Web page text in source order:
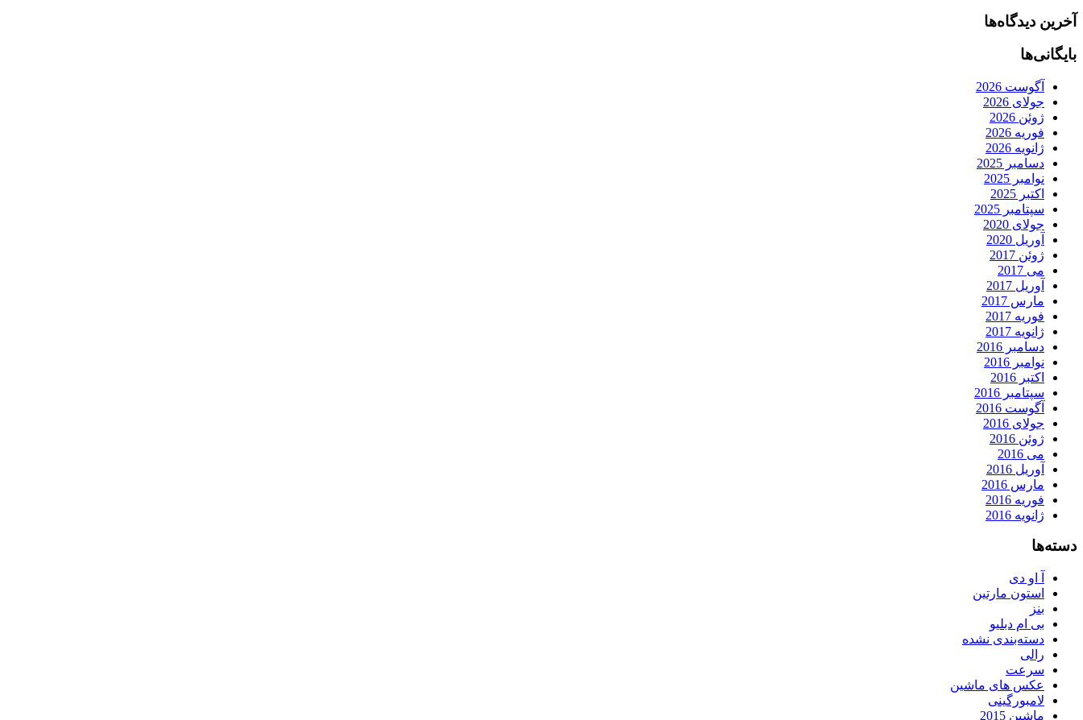
آخرین دیدگاه‌ها
بایگانی‌ها
آگوست 2026
جولای 2026
ژوئن 2026
فوریه 2026
ژانویه 2026
دسامبر 2025
نوامبر 2025
اکتبر 2025
سپتامبر 2025
جولای 2020
آوریل 2020
ژوئن 2017
می 2017
آوریل 2017
مارس 2017
فوریه 2017
ژانویه 2017
دسامبر 2016
نوامبر 2016
اکتبر 2016
سپتامبر 2016
آگوست 2016
جولای 2016
ژوئن 2016
می 2016
آوریل 2016
مارس 2016
فوریه 2016
ژانویه 2016
دسته‌ها
آ او دی
استون مارتین
بنز
بی ام دبلیو
دسته‌بندی نشده
رالی
سرعت
عکس های ماشین
لامبورگینی
ماشین 2015